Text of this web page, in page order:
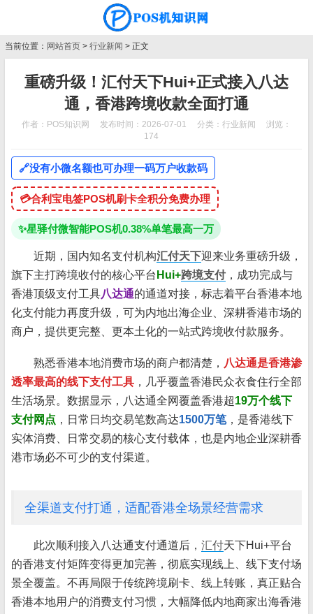
当前位置： 网站首页 > 行业新闻 > 正文
重磅升级！汇付天下Hui+正式接入八达
通，香港跨境收款全面打通
作者：POS知识网 发布时间：2026-07-01 分类： 行业新闻
浏览：
174
🔗没有小微名额也可办理一码万户收款码
💳合利宝电签POS机刷卡全积分免费办理
✨星驿付微智能POS机0.38%单笔最高一万
近期，国内知名支付机构汇付天下迎来业务重磅升级，
旗下主打跨境收付的核心平台 Hui+跨境支付，成功完成与
香港顶级支付工具八达通的通道对接，标志着平台香港本地
化支付能力再度升级，可为内地出海企业、深耕香港市场的
商户，提供更完整、更本土化的一站式跨境收付款服务。
熟悉香港本地消费市场的商户都清楚， 八达通是香港渗
透率最高的线下支付工具 ，几乎覆盖香港民众衣食住行全部
生活场景。数据显示，八达通全网覆盖香港超19万个线下
支付网点 ，日常日均交易笔数高达1500万笔，是香港线下
实体消费、日常交易的核心支付载体，也是内地企业深耕香
港市场必不可少的支付渠道。
全渠道支付打通，适配香港全场景经营需求
此次顺利接入八达通支付通道后， 汇付天下Hui+平台
的香港支付矩阵变得更加完善，彻底实现线上、线下支付场
景全覆盖。不再局限于传统跨境刷卡、线上转账，真正贴合
香港本地用户的消费支付习惯，大幅降低内地商家出海香港